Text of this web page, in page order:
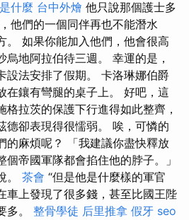
什麼 台中外燴 他只說那個護士多
他們的一個同伴再也不能潛水
。 如果你能加入他們，他會很高
地阿拉伯待三週。 幸運的是，
設法安排了假期。 卡洛琳娜伯爵
在鑲有彎腿的桌子上。 好吧，這
拉茨的保護下行進得如此整齊，
德卻表現得很懦弱。 唉，可憐的
的麻煩呢？ 「我建議你盡快釋放
帝國軍隊都會掐住他的脖子。」
。 茶會 “但是他是什麼樣的軍官
車上發現了很多錢，甚至比國王陛
多。 整骨學徒 后里推拿 假牙 seo